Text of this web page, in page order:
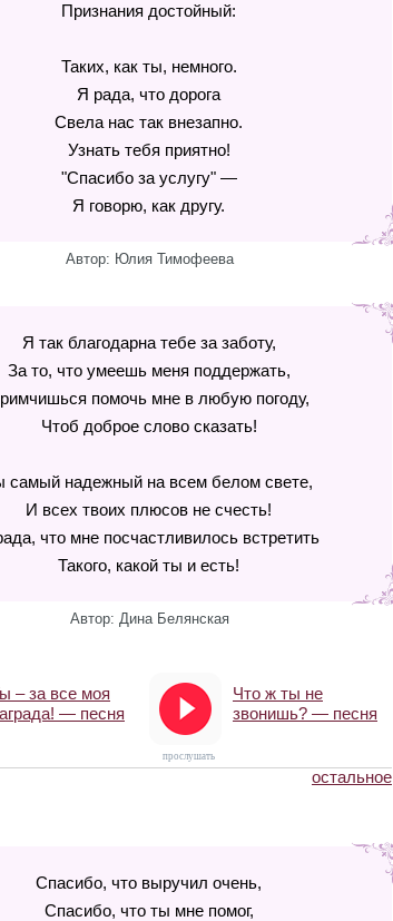
Признания достойный:
Таких, как ты, немного.
Я рада, что дорога
Свела нас так внезапно.
Узнать тебя приятно!
"Спасибо за услугу" —
Я говорю, как другу.
Автор: Юлия Тимофеева
Я так благодарна тебе за заботу,
За то, что умеешь меня поддержать,
помочь мне в любую погоду,
Чтоб доброе слово сказать!
самый надежный на всем белом свете,
И всех твоих плюсов не счесть!
что мне посчастливилось встретить
Такого, какой ты и есть!
Автор: Дина Белянская
– за все моя
— песня
Что ж ты не
звонишь? — песня
прослушать
остальное
Спасибо, что выручил очень,
Спасибо, что ты мне помог,